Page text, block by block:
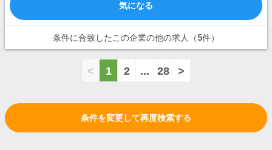
気になる
条件に合致したこの企業の他の求人（5件）
< 1 2 ... 28 >
条件を変更して再度検索する